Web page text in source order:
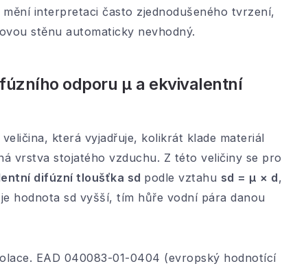
interpretaci často zjednodušeného tvrzení,
stěnu automaticky nevhodný.
odporu μ a ekvivalentní
která vyjadřuje, kolikrát klade materiál
vrstva stojatého vzduchu. Z této veličiny se pro
difúzní tloušťka sd podle vztahu sd = μ × d,
hodnota sd vyšší, tím hůře vodní pára danou
EAD 040083-01-0404 (evropský hodnotící